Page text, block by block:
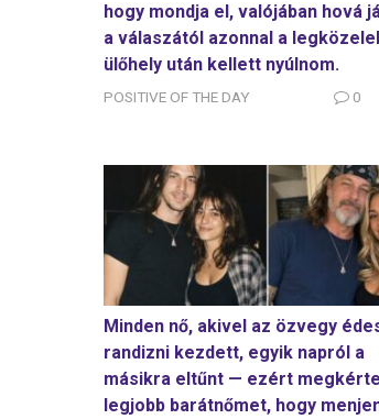
hogy mondja el, valójában hová
a válaszától azonnal a
ülőhely után kellett nyúlnom.
POSITIVE OF THE DAY 0
Minden nő, akivel az özvegy
randizni kezdett, egyik napról a
másikra eltűnt — ezért
legjobb barátnőmet, hogy